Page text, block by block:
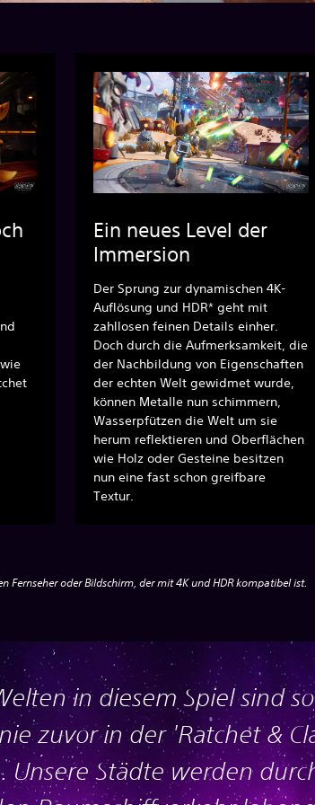
Ein neues Level der
Immersion
Der Sprung zur dynamischen 4K-
Auflösung und HDR* geht mit
zahllosen feinen Details einher.
Doch durch die Aufmerksamkeit, die
der Nachbildung von Eigenschaften
der echten Welt gewidmet wurde,
können Metalle nun schimmern,
Wasserpfützen die Welt um sie
herum reflektieren und Oberflächen
wie Holz oder Gesteine besitzen
nun eine fast schon greifbare
Textur.
Fernseher oder Bildschirm, der mit 4K und HDR kompatibel ist.
in diesem Spiel sind
zuvor in der 'Ratchet &
Unsere Städte werden